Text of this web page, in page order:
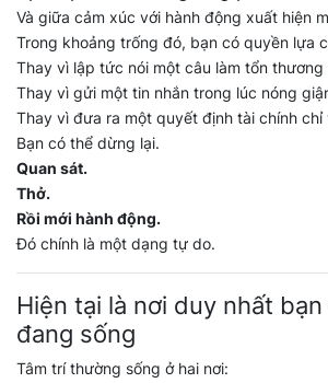
Và giữa cảm xúc với hành động xuất hiện
Trong khoảng trống đó, bạn có quyền lựa
Thay vì lập tức nói một câu làm tổn thương
Thay vì gửi một tin nhắn trong lúc nóng
Thay vì đưa ra một quyết định tài chính chỉ
Bạn có thể dừng lại.
Quan sát.
Thở.
Rồi mới hành động.
Đó chính là một dạng tự do.
Hiện tại là nơi duy nhất
đang sống
Tâm trí thường sống ở hai nơi: